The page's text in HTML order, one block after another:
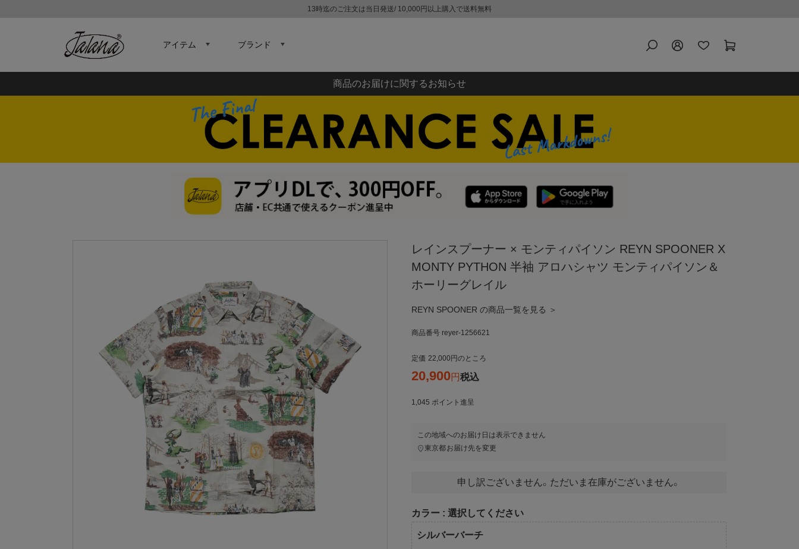
13時迄のご注文は当日発送/ 10,000円以上購入で送料無料
アイテム ブランド
商品のお届けに関するお知らせ
レインスプーナー × モンティパイソン REYN SPOONER X
MONTY PYTHON 半袖 アロハシャツ モンティパイソン＆
ホーリーグレイル
REYN SPOONER の商品一覧を見る ＞
商品番号 reyer-1256621
定価 22,000 のところ
20,900 税込
1,045 ポイント進呈
この地域へのお届け日は表示できません
東京都お届け先を変更
申し訳ございません。ただいま在庫がございません。
カラー 選択してください
シルバーバーチ